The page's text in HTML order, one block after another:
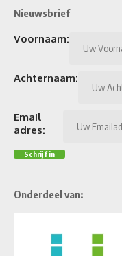
Nieuwsbrief
Voornaam:
Achternaam:
Email
adres:
Onderdeel van: